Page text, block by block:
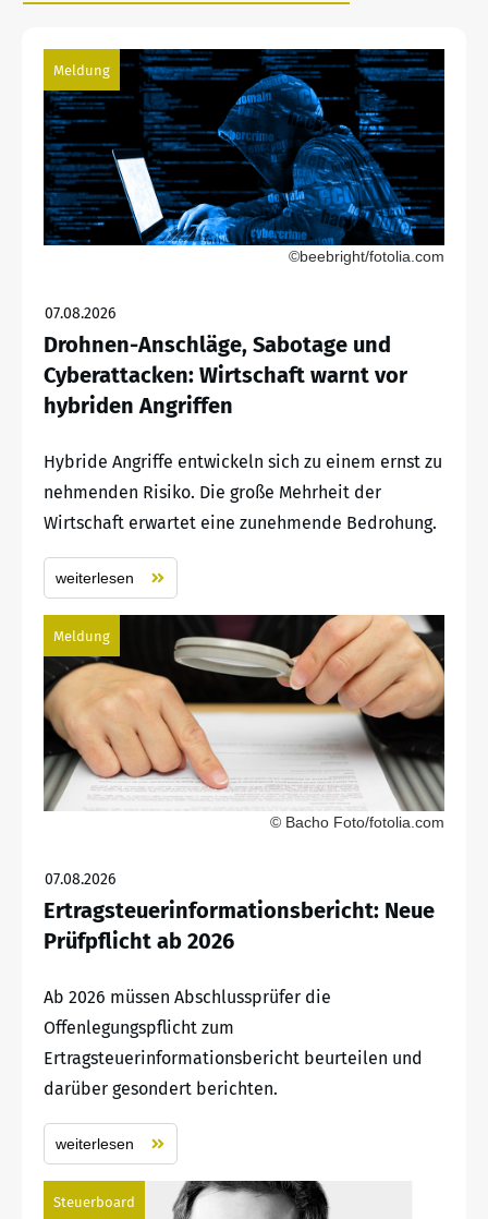
Meldung
©beebright/fotolia.com
07.08.2026
Drohnen-Anschläge, Sabotage und
Cyberattacken: Wirtschaft warnt vor
hybriden Angriffen
Hybride Angriffe entwickeln sich zu einem ernst zu
nehmenden Risiko. Die große Mehrheit der
Wirtschaft erwartet eine zunehmende Bedrohung.
weiterlesen
Meldung
© Bacho Foto/fotolia.com
07.08.2026
Ertragsteuerinformationsbericht: Neue
Prüfpflicht ab 2026
Ab 2026 müssen Abschlussprüfer die
Offenlegungspflicht zum
Ertragsteuerinformationsbericht beurteilen und
darüber gesondert berichten.
weiterlesen
Steuerboard